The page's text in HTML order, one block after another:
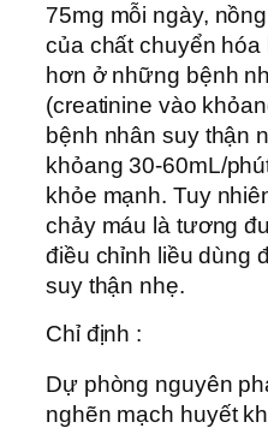
75mg mỗi ngày,
của chất chuyển
hơn ở những bệnh
(creatinine vào
bệnh nhân suy thận
khỏang 30-60mL/
khỏe mạnh. Tuy
chảy máu là tương
điều chỉnh liều dùng
suy thận nhẹ.
Chỉ định :
Dự phòng nguyên
nghẽn mạch huyết